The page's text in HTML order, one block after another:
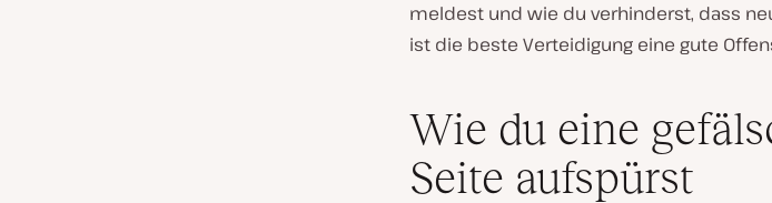
meldest und wie du verhinderst, dass
ist die beste Verteidigung eine gute
Wie du eine
Seite aufspürst